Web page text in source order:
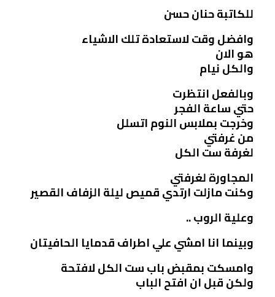
للكاتبة حنان حسن
وافضل وقت لاستعادة تلك الاشياء
هو الان
والكل نيام
وبالفعل انتظرت
حتي ساعة الفجر
وخرجت بملابس النوم اتسلل
من غرفتي
لغرفة ست الكل
المجاورة لغرفتي
وكنت مازلت ارتدي قميص ليلة الزفاف القصير
وعلية الروب ..
وبينما انا امشي علي اطراف قدمايا الحافيتان
وامسكت بمقبض باب ست الكل لافتحة
ولكن قبل ان افتح الباب